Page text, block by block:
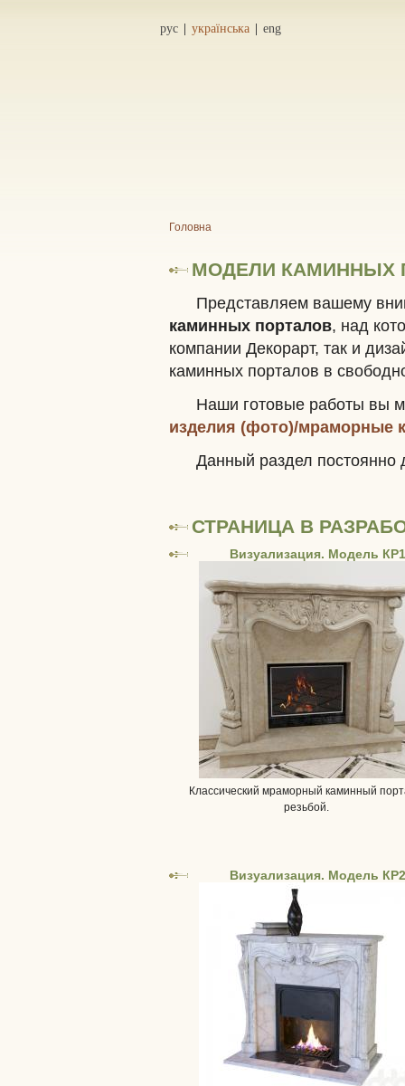
рус українська eng
Головна
МОДЕЛИ КАМИННЫХ
Представляем вашему
каминных порталов, над
компании Декорарт, так и
каминных порталов в
Наши готовые работы вы
изделия (фото)/мраморные
Данный раздел постоянно
СТРАНИЦА В
Визуализация. Модель
Классический мраморный каминный
резьбой.
Визуализация. Модель